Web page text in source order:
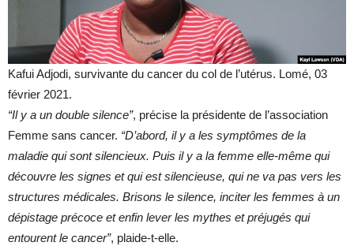
Kafui Adjodi, survivante du cancer du col de l’utérus. Lomé, 03
février 2021.
“Il y a un double silence”, précise la présidente de l’association
Femme sans cancer. “D’abord, il y a les symptômes de la
maladie qui sont silencieux. Puis il y a la femme elle-même qui
découvre les signes et qui est silencieuse, qui ne va pas vers les
structures médicales. Brisons le silence, inciter les femmes à un
dépistage précoce et enfin lever les mythes et préjugés qui
entourent le cancer”, plaide-t-elle.